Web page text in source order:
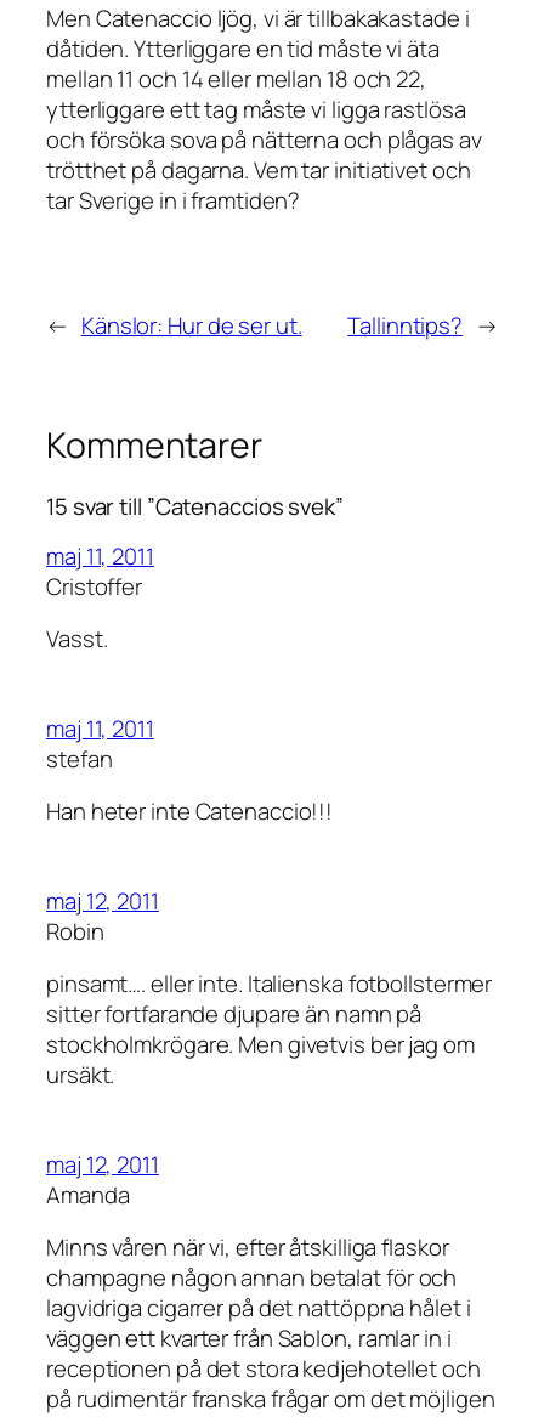
Men Catenaccio ljög, vi är tillbakakastade i
dåtiden. Ytterliggare en tid måste vi äta
mellan 11 och 14 eller mellan 18 och 22,
ytterliggare ett tag måste vi ligga rastlösa
och försöka sova på nätterna och plågas av
trötthet på dagarna. Vem tar initiativet och
tar Sverige in i framtiden?
← Känslor: Hur de ser ut. Tallinntips? →
Kommentarer
15 svar till ”Catenaccios svek”
maj 11, 2011
Cristoffer
Vasst.
maj 11, 2011
stefan
Han heter inte Catenaccio!!!
maj 12, 2011
Robin
pinsamt…. eller inte. Italienska fotbollstermer
sitter fortfarande djupare än namn på
stockholmkrögare. Men givetvis ber jag om
ursäkt.
maj 12, 2011
Amanda
Minns våren när vi, efter åtskilliga flaskor
champagne någon annan betalat för och
lagvidriga cigarrer på det nattöppna hålet i
väggen ett kvarter från Sablon, ramlar in i
receptionen på det stora kedjehotellet och
på rudimentär franska frågar om det möjligen